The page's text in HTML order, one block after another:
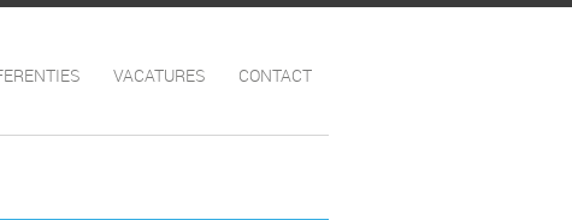
VACATURES CONTACT